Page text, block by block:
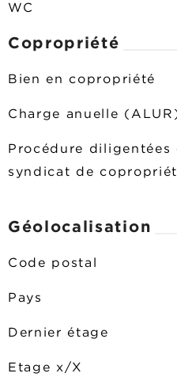
WC
Copropriété
Bien en copropriété
Charge anuelle
Procédure diligentées
syndicat de
Géolocalisation
Code postal
Pays
Dernier étage
Etage x/X